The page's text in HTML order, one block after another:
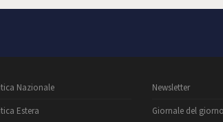
Nazionale
Estera
Newsletter
Giornale del giorno